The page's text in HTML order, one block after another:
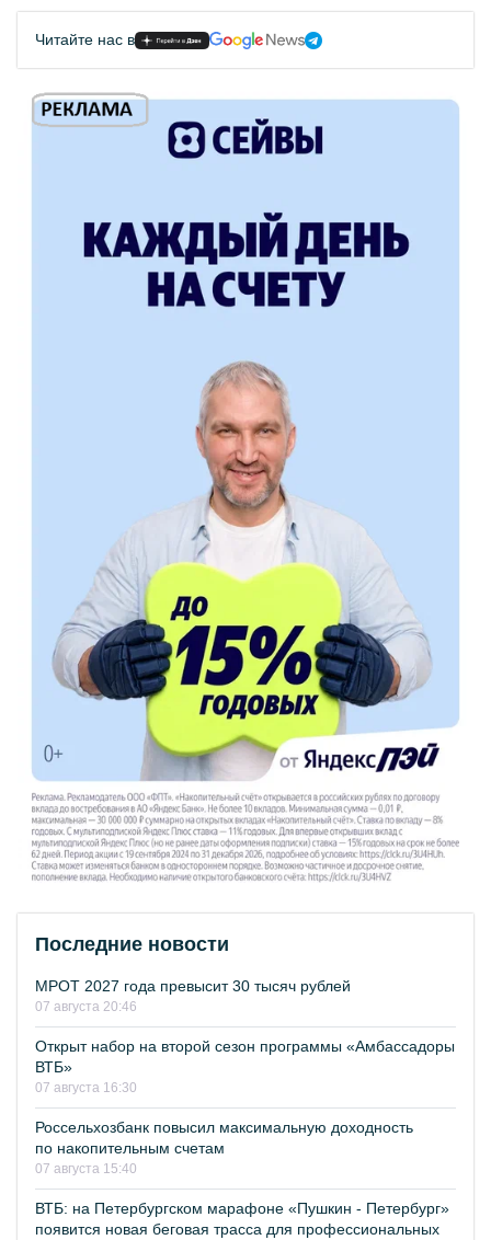
Читайте нас в
Последние новости
МРОТ 2027 года превысит 30 тысяч рублей
07 августа 20:46
Открыт набор на второй сезон программы «Амбассадоры
ВТБ»
07 августа 16:30
Россельхозбанк повысил максимальную доходность
по накопительным счетам
07 августа 15:40
ВТБ: на Петербургском марафоне «Пушкин - Петербург»
появится новая беговая трасса для профессиональных